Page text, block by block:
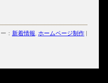
： 新着情報 ホームページ制作|